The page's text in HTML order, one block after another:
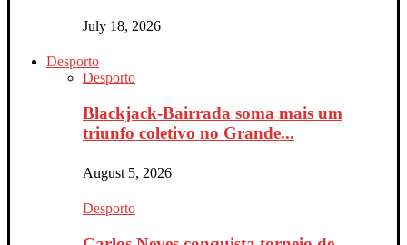
July 18, 2026
Desporto
Desporto
Blackjack-Bairrada soma mais um
triunfo coletivo no Grande...
August 5, 2026
Desporto